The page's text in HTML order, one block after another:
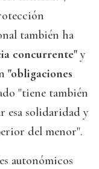
también ha
concurrente" y
"obligaciones
"tiene también
esa solidaridad y
del menor".
autonómicos